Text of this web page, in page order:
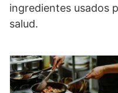
ingredientes usados
salud.